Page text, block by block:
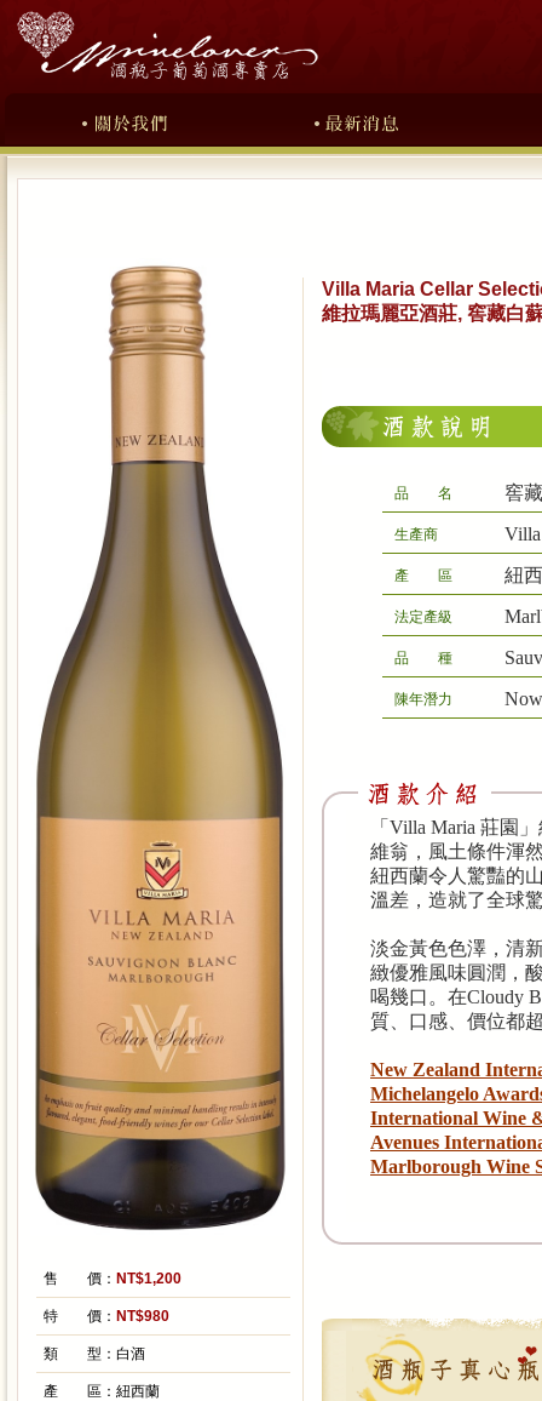
售 價： NT$1,200
特 價： NT$980
類 型： 白酒
產 區： 紐西蘭
Villa Maria Cellar
維拉瑪麗亞酒莊, 窖藏白
品 名 窖
生產商
產 區 紐
法定產級
品 種
陳年潛力 Now
「Villa Maria 莊園
維翁，風土條件渾
紐西蘭令人驚豔的
溫差，造就了全球
淡金黃色色澤，清
緻優雅風味圓潤，
喝幾口。在Cloudy
質、口感、價位都
New Zealand
Michelangelo
International Wine
Avenues
Marlborough Wine